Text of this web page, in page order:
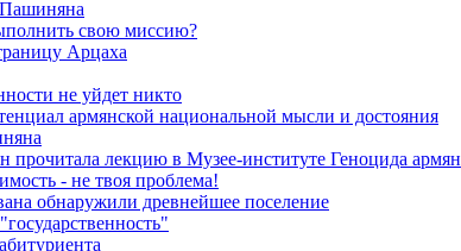
свою миссию?
Арцаха
не уйдет никто
армянской национальной мысли и достояния
лекцию в Музее-институте Геноцида армян
- не твоя проблема!
обнаружили древнейшее поселение